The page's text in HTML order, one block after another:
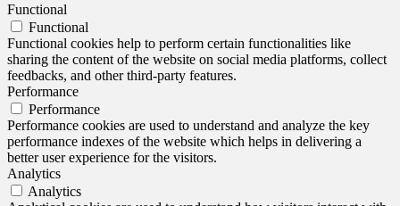
Functional
Functional
Functional cookies help to perform certain functionalities like
sharing the content of the website on social media platforms, collect
feedbacks, and other third-party features.
Performance
Performance
Performance cookies are used to understand and analyze the key
performance indexes of the website which helps in delivering a
better user experience for the visitors.
Analytics
Analytics